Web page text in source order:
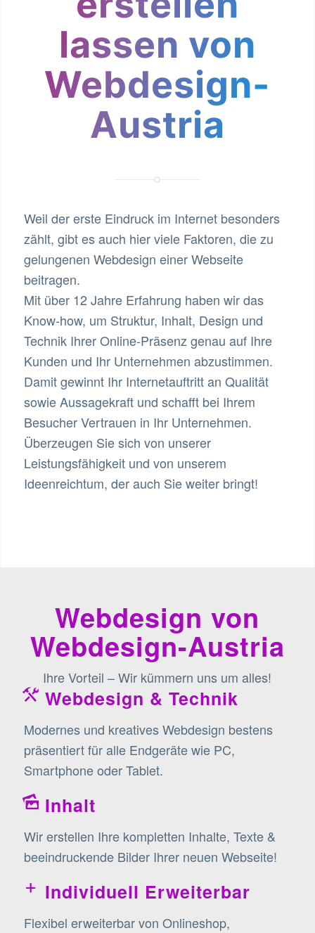
lassen von
Webdesign-
Austria
Weil der erste Eindruck im Internet besonders
zählt, gibt es auch hier viele Faktoren, die zu
gelungenen Webdesign einer Webseite
beitragen.
Mit über 12 Jahre Erfahrung haben wir das
Know-how, um Struktur, Inhalt, Design und
Technik Ihrer Online-Präsenz genau auf Ihre
Kunden und Ihr Unternehmen abzustimmen.
Damit gewinnt Ihr Internetauftritt an Qualität
sowie Aussagekraft und schafft bei Ihrem
Besucher Vertrauen in Ihr Unternehmen.
Überzeugen Sie sich von unserer
Leistungsfähigkeit und von unserem
Ideenreichtum, der auch Sie weiter bringt!
Webdesign von
Webdesign-Austria
Ihre Vorteil – Wir kümmern uns um alles!
Webdesign & Technik
Modernes und kreatives Webdesign bestens
präsentiert für alle Endgeräte wie PC,
Smartphone oder Tablet.
Inhalt
Wir erstellen Ihre kompletten Inhalte, Texte &
beeindruckende Bilder Ihrer neuen Webseite!
Individuell Erweiterbar
Flexibel erweiterbar von Onlineshop,